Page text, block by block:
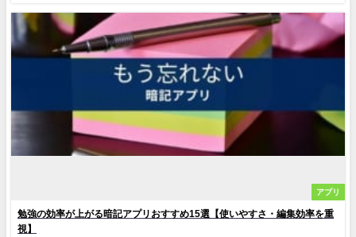
アプリ
勉強の効率が上がる暗記アプリおすすめ15選【使いやすさ・編集効率を重
視】